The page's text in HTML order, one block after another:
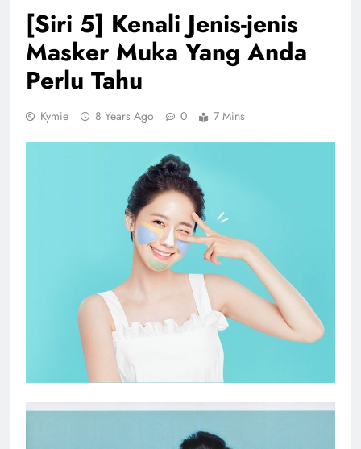
[Siri 5] Kenali Jenis-jenis
Masker Muka Yang Anda
Perlu Tahu
Kymie 8 Years Ago 0 7 Mins